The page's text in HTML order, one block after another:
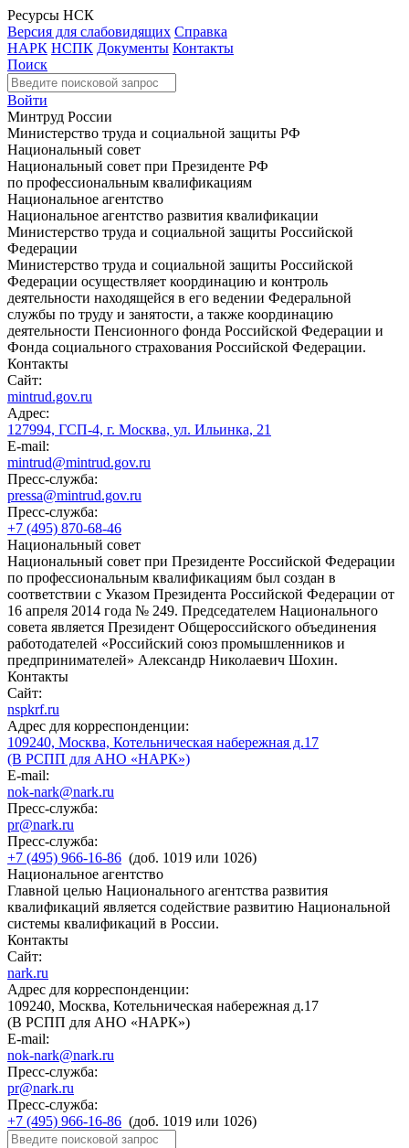
Ресурсы НСК
Версия для слабовидящих Справка
НАРК НСПК Документы Контакты
Поиск
Войти
Минтруд России
Министерство труда и социальной защиты РФ
Национальный совет
Национальный совет при Президенте РФ
по профессиональным квалификациям
Национальное агентство
Национальное агентство развития квалификации
Министерство труда и социальной защиты Российской
Федерации
Министерство труда и социальной защиты Российской
Федерации осуществляет координацию и контроль
деятельности находящейся в его ведении Федеральной
службы по труду и занятости, а также координацию
деятельности Пенсионного фонда Российской Федерации и
Фонда социального страхования Российской Федерации.
Контакты
Сайт:
mintrud.gov.ru
Адрес:
127994, ГСП-4, г. Москва, ул. Ильинка, 21
E-mail:
mintrud@mintrud.gov.ru
Пресс-служба:
pressa@mintrud.gov.ru
Пресс-служба:
+7 (495) 870-68-46
Национальный совет
Национальный совет при Президенте Российской Федерации
по профессиональным квалификациям был создан в
соответствии с Указом Президента Российской Федерации от
16 апреля 2014 года № 249. Председателем Национального
совета является Президент Общероссийского объединения
работодателей «Российский союз промышленников и
предпринимателей» Александр Николаевич Шохин.
Контакты
Сайт:
nspkrf.ru
Адрес для корреспонденции:
109240, Москва, Котельническая набережная д.17
(В РСПП для АНО «НАРК»)
E-mail:
nok-nark@nark.ru
Пресс-служба:
pr@nark.ru
Пресс-служба:
+7 (495) 966-16-86 (доб. 1019 или 1026)
Национальное агентство
Главной целью Национального агентства развития
квалификаций является содействие развитию Национальной
системы квалификаций в России.
Контакты
Сайт:
nark.ru
Адрес для корреспонденции:
109240, Москва, Котельническая набережная д.17
(В РСПП для АНО «НАРК»)
E-mail:
nok-nark@nark.ru
Пресс-служба:
pr@nark.ru
Пресс-служба:
+7 (495) 966-16-86 (доб. 1019 или 1026)